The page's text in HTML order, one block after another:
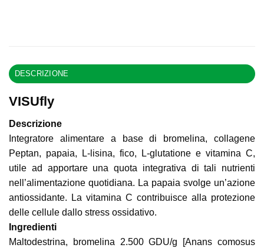
DESCRIZIONE
VISUfly
Descrizione
Integratore alimentare a base di bromelina, collagene
Peptan, papaia, L-lisina, fico, L-glutatione e vitamina C,
utile ad apportare una quota integrativa di tali nutrienti
nell’alimentazione quotidiana. La papaia svolge un’azione
antiossidante. La vitamina C contribuisce alla protezione
delle cellule dallo stress ossidativo.
Ingredienti
Maltodestrina, bromelina 2.500 GDU/g [Anans comosus